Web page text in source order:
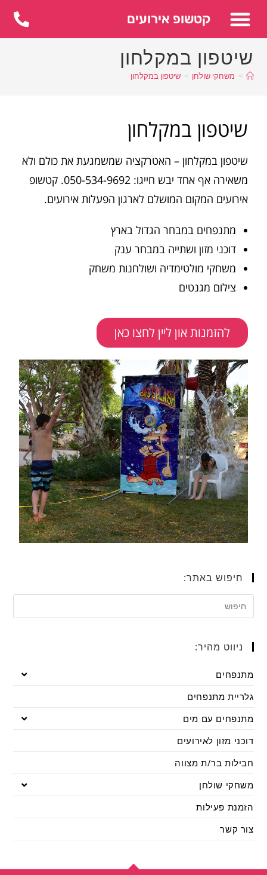
לתוכן
קטשופ אירועים
שיטפון במקלחון
> משחקי שולחן > שיטפון במקלחון
שיטפון במקלחון
שיטפון במקלחון – האטרקציה שמשמגעת את כולם ולא
משאירה אף אחד יבש חייגו: 050-534-9692. קטשופ
אירועים המקום המושלם לארגון הפעלות אירועים.
מתנפחים במבחר הגדול בארץ
דוכני מזון ושתייה במבחר ענק
משחקי מולטימדיה ושולחנות משחק
צילום מגנטים
להזמנות און ליין לחצו כאן
חיפוש באתר:
ניווט מהיר:
מתנפחים
גלריית מתנפחים
מתנפחים עם מים
דוכני מזון לאירועים
חבילות בר/ת מצווה
משחקי שולחן
הזמנת פעילות
צור קשר